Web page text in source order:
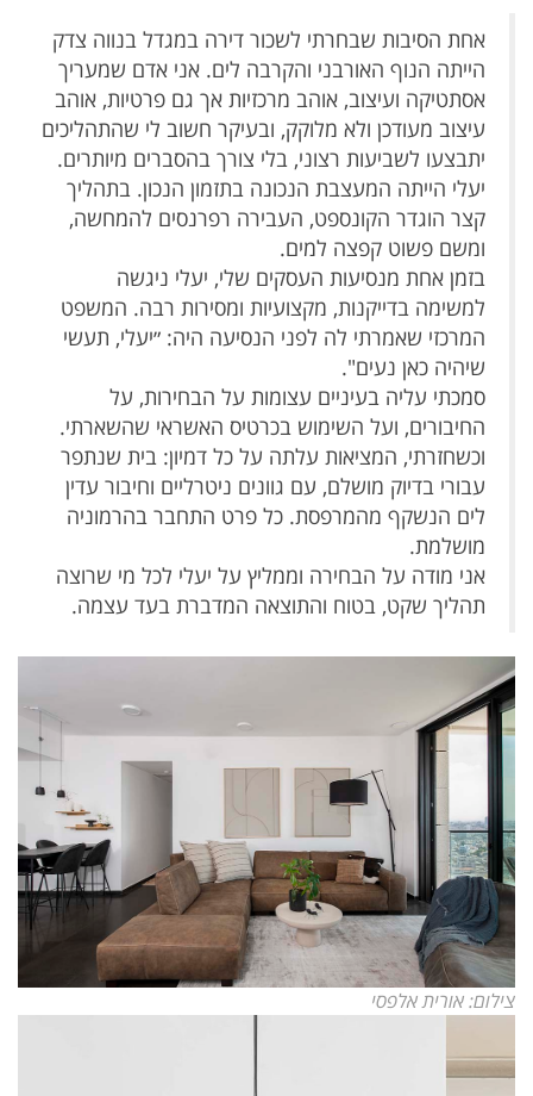
אחת הסיבות שבחרתי לשכור דירה במגדל בנווה צדק
הייתה הנוף האורבני והקרבה לים. אני אדם שמעריך
אסתטיקה ועיצוב, אוהב מרכזיות אך גם פרטיות, אוהב
עיצוב מעודכן ולא מלוקק, ובעיקר חשוב לי שהתהליכים
יתבצעו לשביעות רצוני, בלי צורך בהסברים מיותרים.
יעלי הייתה המעצבת הנכונה בתזמון הנכון. בתהליך
קצר הוגדר הקונספט, העבירה רפרנסים להמחשה,
ומשם פשוט קפצה למים.
בזמן אחת מנסיעות העסקים שלי, יעלי ניגשה
למשימה בדייקנות, מקצועיות ומסירות רבה. המשפט
המרכזי שאמרתי לה לפני הנסיעה היה: ״יעלי, תעשי
שיהיה כאן נעים".
סמכתי עליה בעיניים עצומות על הבחירות, על
החיבורים, ועל השימוש בכרטיס האשראי שהשארתי.
וכשחזרתי, המציאות עלתה על כל דמיון: בית שנתפר
עבורי בדיוק מושלם, עם גוונים ניטרליים וחיבור עדין
לים הנשקף מהמרפסת. כל פרט התחבר בהרמוניה
מושלמת.
אני מודה על הבחירה וממליץ על יעלי לכל מי שרוצה
תהליך שקט, בטוח והתוצאה המדברת בעד עצמה.
צילום: אורית אלפסי